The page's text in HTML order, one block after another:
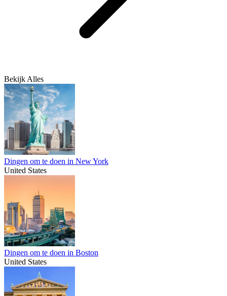
Bekijk Alles
Dingen om te doen in New York
United States
Dingen om te doen in Boston
United States